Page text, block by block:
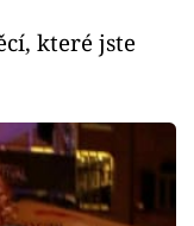
které jste